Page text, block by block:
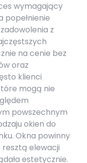
wymagający
popełnienie
z
na cenie bez
oraz
klienci
mogą nie
powszechnym
okien do
Okna powinny
elewacji
estetycznie.